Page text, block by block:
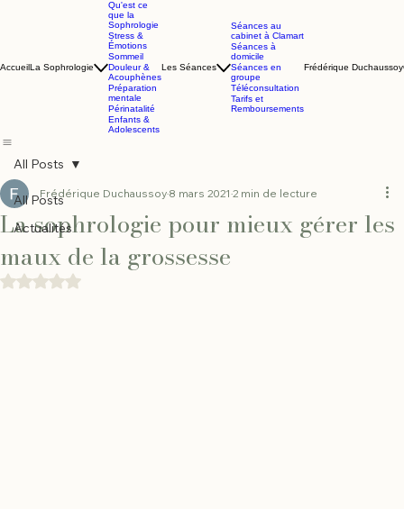
AccueilLa Sophrologie
Qu'est ce
que la
Sophrologie
Stress &
Émotions
Sommeil
Douleur &
Acouphènes
Préparation
mentale
Périnatalité
Enfants &
Adolescents
Les Séances
Séances au
cabinet à Clamart
Séances à
domicile
Séances en
groupe
Téléconsultation
Tarifs et
Remboursements
Frédérique Duchaussoy
All Posts
Actualités
All Posts
La sophrologie pour mieux gérer les
maux de la grossesse
Frédérique Duchaussoy 8 mars 2021 2 min de lecture
Noté NaN étoiles sur 5.